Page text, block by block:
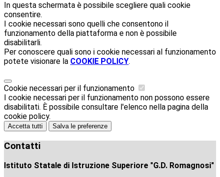
In questa schermata è possibile scegliere quali cookie
consentire.
I cookie necessari sono quelli che consentono il
funzionamento della piattaforma e non è possibile
disabilitarli.
Per conoscere quali sono i cookie necessari al funzionamento
potete visionare la COOKIE POLICY.
Cookie necessari per il funzionamento
I cookie necessari per il funzionamento non possono essere
disabilitati. È possibile consultare l'elenco nella pagina della
cookie policy.
Accetta tutti Salva le preferenze
Contatti
Istituto Statale di Istruzione Superiore "G.D. Romagnosi"